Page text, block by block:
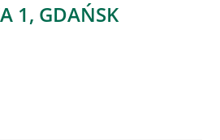
1, GDAŃSK